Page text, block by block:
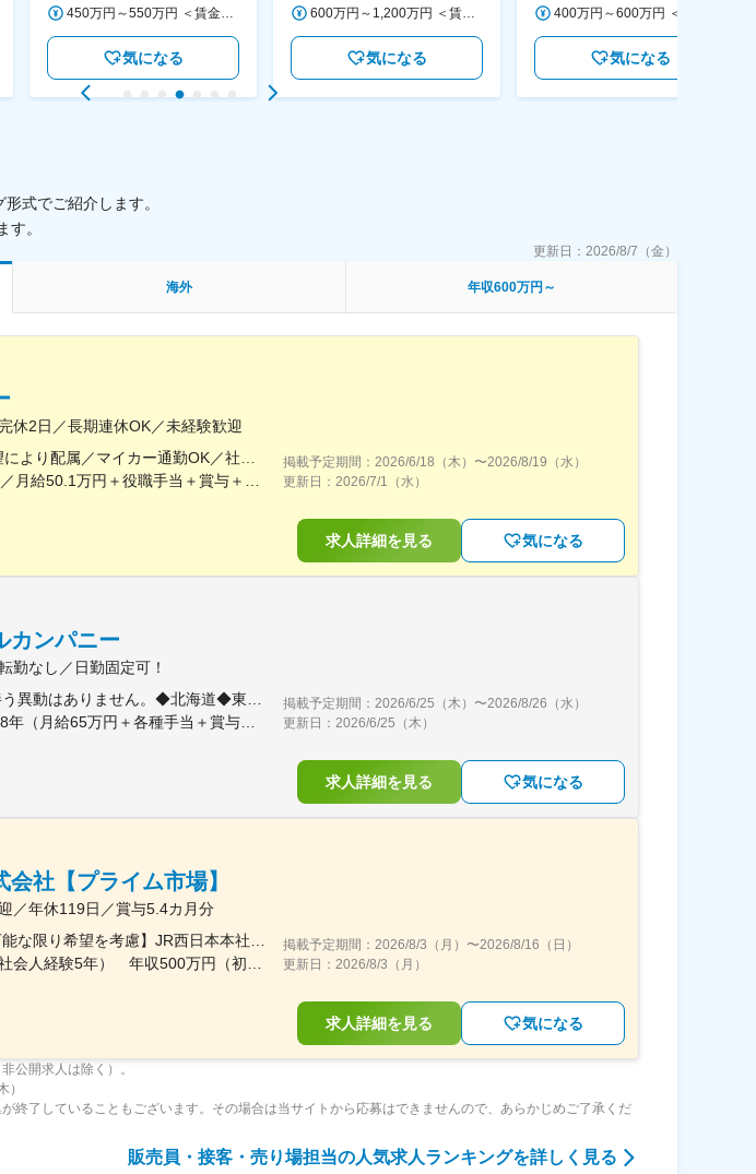
気になる 気になる 気になる
式でご紹介します。
。
更新日： 2026/8/7（金）
海外 年収600万円～
休2日／長期連休OK／未経験歓迎
掲載予定期間： 2026/6/18（木） 〜2026/8/19（水）
更新日： 2026/7/1（水）
求人詳細を見る 気になる
カンパニー
勤なし／日勤固定可！
掲載予定期間： 2026/6/25（木） 〜2026/8/26（水）
更新日： 2026/6/25（木）
求人詳細を見る 気になる
社【プライム市場】
／年休119日／賞与5.4カ月分
掲載予定期間： 2026/8/3（月） 〜2026/8/16（日）
更新日： 2026/8/3（月）
求人詳細を見る 気になる
公開求人は除く）。
）
終了していることもございます。その場合は当サイトから応募はできませんので、あらかじめご了承くだ
販売員・接客・売り場担当の人気求人ランキングを詳しく見る